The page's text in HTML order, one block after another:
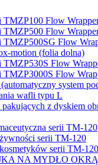
TMZP100 Flow
TMZP500 Flow
TMZP500SG Flow
motion (folia dolna)
TMZP530S Flow
TMZP3000S Flow
system
wafli typu L
z dyskiem
serii TM-120
serii TM-120
serii TM-120
NA MYDŁO